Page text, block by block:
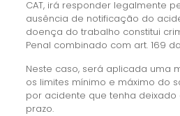
CAT, irá responder legalmente
ausência de notificação do
doença do trabalho constitui
Penal combinado com art. 169 da
Neste caso, será aplicada uma
os limites mínimo e máximo do
por acidente que tenha
prazo.